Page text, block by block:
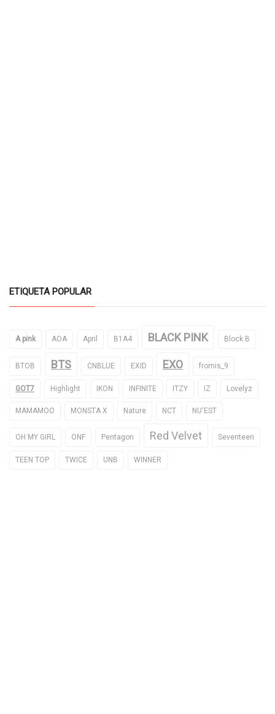
ETIQUETA POPULAR
A pink AOA April B1A4 BLACK PINK Block B
BTOB BTS CNBLUE EXID EXO fromis_9
GOT7 Highlight IKON INFINITE ITZY IZ Lovelyz
MAMAMOO MONSTA X Nature NCT NU'EST
OH MY GIRL ONF Pentagon Red Velvet Seventeen
TEEN TOP TWICE UNB WINNER